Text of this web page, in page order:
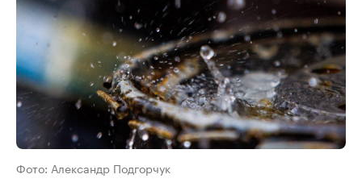
Фото: Александр Подгорчук